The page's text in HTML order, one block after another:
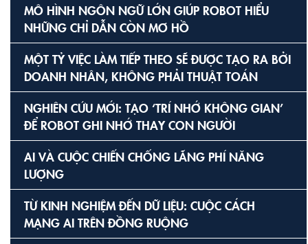
MÔ HÌNH NGÔN NGỮ LỚN GIÚP ROBOT HIỂU
NHỮNG CHỈ DẪN CÒN MƠ HỒ
MỘT TỶ VIỆC LÀM TIẾP THEO SẼ ĐƯỢC TẠO RA BỞI
DOANH NHÂN, KHÔNG PHẢI THUẬT TOÁN
NGHIÊN CỨU MỚI: TẠO ‘TRÍ NHỚ KHÔNG GIAN’
ĐỂ ROBOT GHI NHỚ THAY CON NGƯỜI
AI VÀ CUỘC CHIẾN CHỐNG LÃNG PHÍ NĂNG
LƯỢNG
TỪ KINH NGHIỆM ĐẾN DỮ LIỆU: CUỘC CÁCH
MẠNG AI TRÊN ĐỒNG RUỘNG